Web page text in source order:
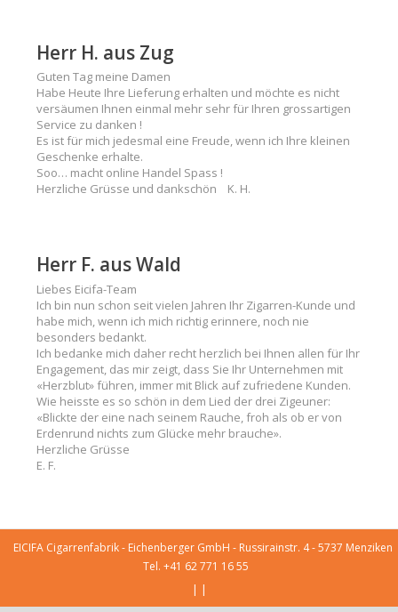
Herr H. aus Zug
Guten Tag meine Damen
Habe Heute Ihre Lieferung erhalten und möchte es nicht
versäumen Ihnen einmal mehr sehr für Ihren grossartigen
Service zu danken !
Es ist für mich jedesmal eine Freude, wenn ich Ihre kleinen
Geschenke erhalte.
Soo… macht online Handel Spass !
Herzliche Grüsse und dankschön K. H.
Herr F. aus Wald
Liebes Eicifa-Team
Ich bin nun schon seit vielen Jahren Ihr Zigarren-Kunde und
habe mich, wenn ich mich richtig erinnere, noch nie
besonders bedankt.
Ich bedanke mich daher recht herzlich bei Ihnen allen für Ihr
Engagement, das mir zeigt, dass Sie Ihr Unternehmen mit
«Herzblut» führen, immer mit Blick auf zufriedene Kunden.
Wie heisste es so schön in dem Lied der drei Zigeuner:
«Blickte der eine nach seinem Rauche, froh als ob er von
Erdenrund nichts zum Glücke mehr brauche».
Herzliche Grüsse
E. F.
EICIFA Cigarrenfabrik - Eichenberger GmbH - Russirainstr. 4 - 5737 Menziken
Tel. +41 62 771 16 55
| |